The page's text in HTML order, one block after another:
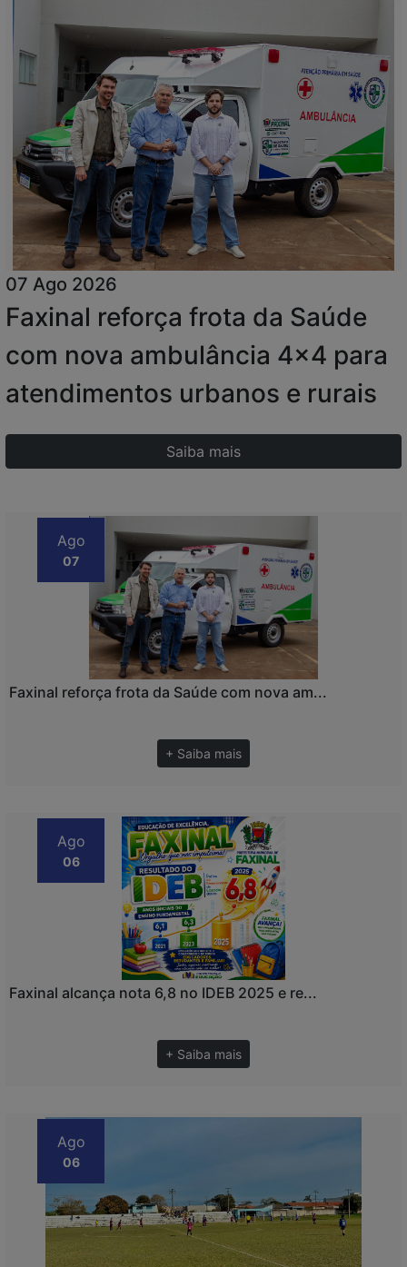
07 Ago 2026
Faxinal reforça frota da Saúde
com nova ambulância 4x4 para
atendimentos urbanos e rurais
Saiba mais
Ago
07
Faxinal reforça frota da Saúde com nova am...
+ Saiba mais
Ago
06
Faxinal alcança nota 6,8 no IDEB 2025 e re...
+ Saiba mais
Ago
06